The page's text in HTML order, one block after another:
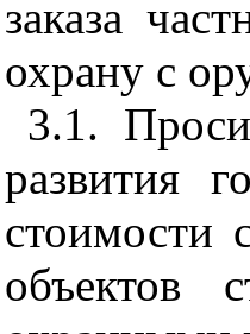
заказа
охрану с
3.1.
развития
стоимости
объектов